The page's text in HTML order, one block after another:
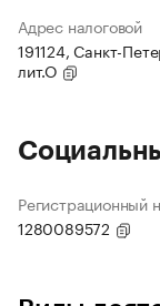
Адрес налоговой
191124, Санкт-
лит.О
1280089572